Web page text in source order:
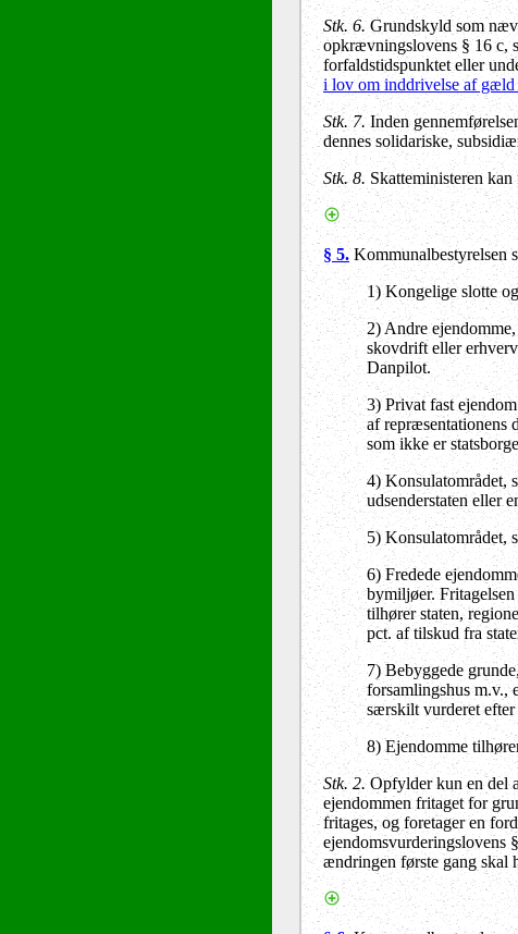
Stk. 6.Grundskyld som
opkrævningslovens § 16 c,
forfaldstidspunktet eller
i lov om inddrivelse af
Stk. 7.Inden
dennes solidariske,
Stk. 8. Skatteministeren
§ 5.Kommunalbestyrelsen
1) Kongelige slotte
2) Andre
skovdrift eller
Danpilot.
3) Privat fast
af repræsentationens
som ikke er
4) Konsulatområdet,
udsenderstaten eller
5) Konsulatområdet,
6) Fredede
bymiljøer.
tilhører staten,
pct. af tilskud fra
7) Bebyggede
forsamlingshus m.v.,
særskilt vurderet
8) Ejendomme
Stk. 2.Opfylder kun en del
ejendommen fritaget for
fritages, og foretager en
ejendomsvurderingslovens
ændringen første gang skal